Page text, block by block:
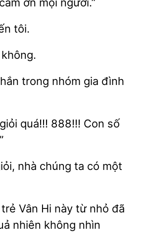
trong nhóm gia
quá!!! 888!!! Con số
chúng ta có
Vân Hi này
nhỏ đã
nhiên không nhìn